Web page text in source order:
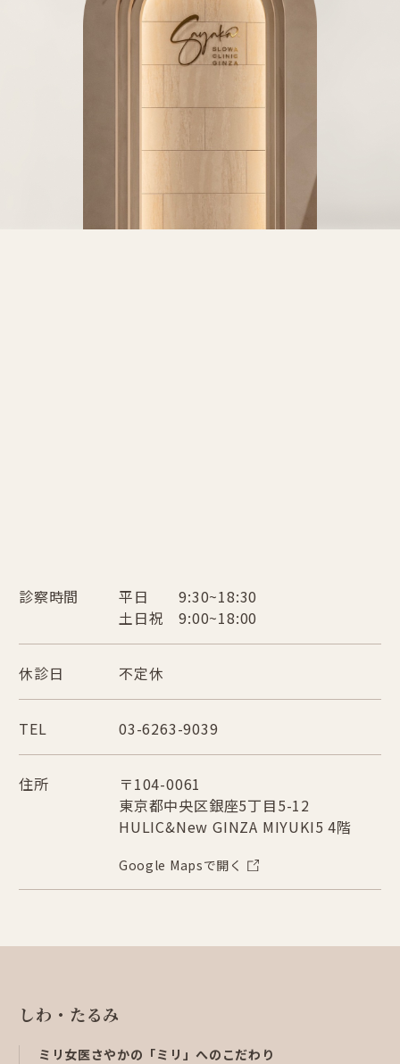
診察時間
平日 9:30~18:30
土日祝 9:00~18:00
休診日 不定休
TEL 03-6263-9039
住所
〒104-0061
東京都中央区銀座5丁目5-12
HULIC&New GINZA MIYUKI5 4階
Google Mapsで開く
しわ・たるみ
ミリ女医さやかの「ミリ」へのこだわり